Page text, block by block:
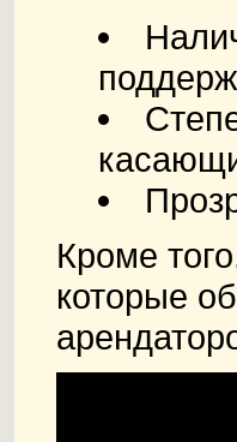
Кроме
которые